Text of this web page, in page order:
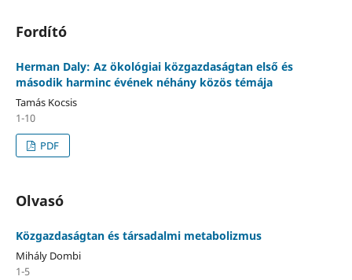
Fordító
Herman Daly: Az ökológiai közgazdaságtan első és
második harminc évének néhány közös témája
Tamás Kocsis
1-10
PDF
Olvasó
Közgazdaságtan és társadalmi metabolizmus
Mihály Dombi
1-5